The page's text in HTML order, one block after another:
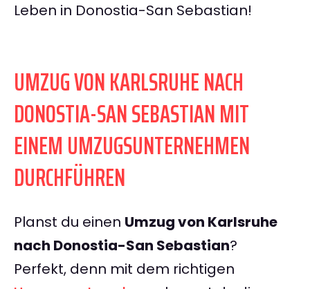
Leben in Donostia-San Sebastian!
UMZUG VON KARLSRUHE NACH
DONOSTIA-SAN SEBASTIAN MIT
EINEM UMZUGSUNTERNEHMEN
DURCHFÜHREN
Planst du einen Umzug von Karlsruhe
nach Donostia-San Sebastian?
Perfekt, denn mit dem richtigen